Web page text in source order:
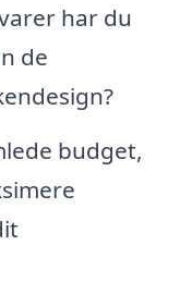
har du
de
budget,